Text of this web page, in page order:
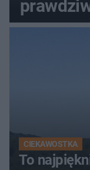
CIEKAWOSTKA
To